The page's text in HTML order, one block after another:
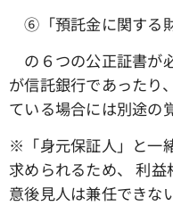
⑥「預託金に関する
の６つの公正証書が
が信託銀行であったり
ている場合には別途の
※「身元保証人」と一
求められるため、 利
意後見人は兼任できな